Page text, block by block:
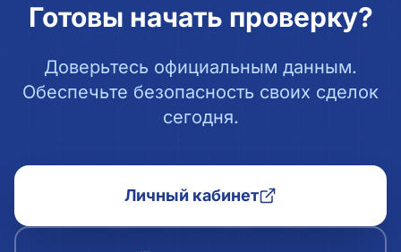
Готовы начать проверку?
Доверьтесь официальным данным.
Обеспечьте безопасность своих сделок
сегодня.
Личный кабинет